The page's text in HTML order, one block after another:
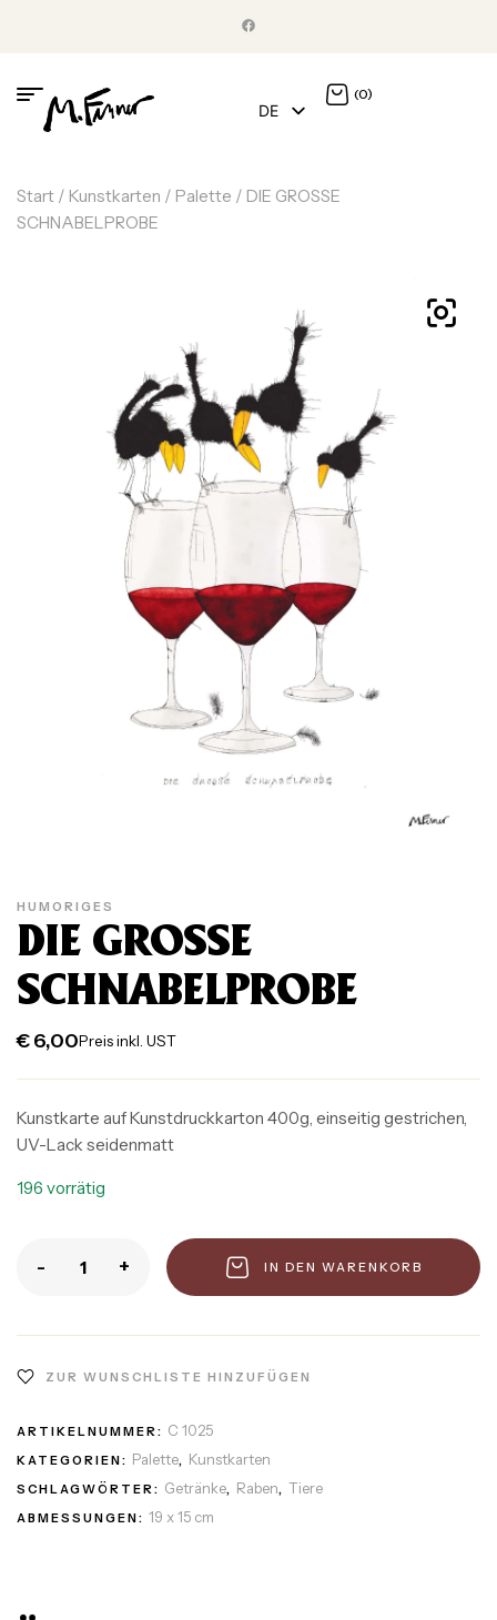
DE
(0)
Start / Kunstkarten / Palette / DIE GROSSE
SCHNABELPROBE
HUMORIGES
DIE GROSSE
SCHNABELPROBE
€6,00Preis inkl. UST
Kunstkarte auf Kunstdruckkarton 400g, einseitig gestrichen,
UV-Lack seidenmatt
196 vorrätig
- + IN DEN WARENKORB
ZUR WUNSCHLISTE HINZUFÜGEN
ARTIKELNUMMER: C 1025
KATEGORIEN: Palette, Kunstkarten
SCHLAGWÖRTER: Getränke, Raben, Tiere
ABMESSUNGEN: 19 x 15 cm